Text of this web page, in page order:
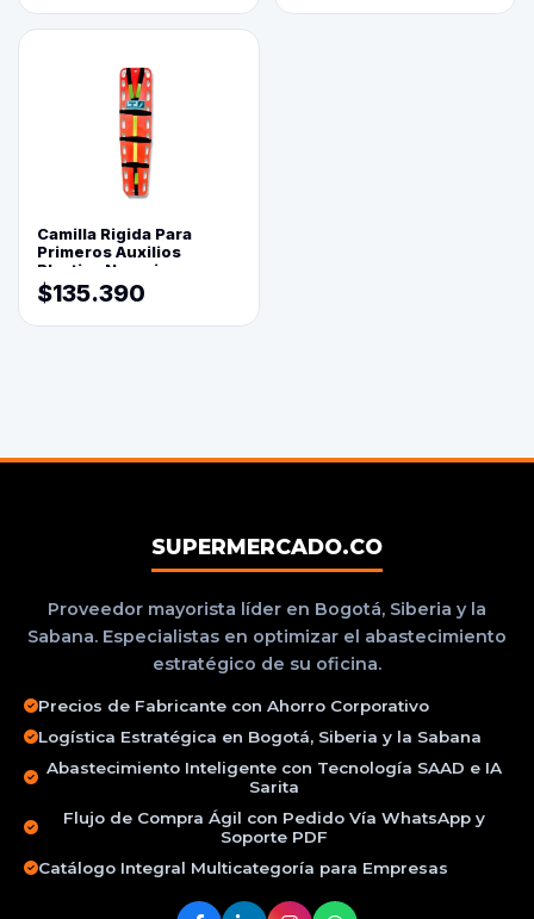
Camilla Rigida Para
Primeros Auxilios
Plastica Naranja
$135.390
SUPERMERCADO.CO
Proveedor mayorista líder en Bogotá, Siberia y la
Sabana. Especialistas en optimizar el abastecimiento
estratégico de su oficina.
Precios de Fabricante con Ahorro Corporativo
Logística Estratégica en Bogotá, Siberia y la Sabana
Abastecimiento Inteligente con Tecnología SAAD e IA
Sarita
Flujo de Compra Ágil con Pedido Vía WhatsApp y
Soporte PDF
Catálogo Integral Multicategoría para Empresas